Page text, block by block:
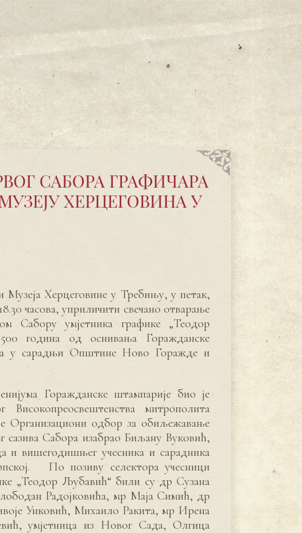
САБОРА ГРАФИЧАРА
ХЕРЦЕГОВИНА У
Музеја Херцеговине у Требињу, у петак,
часова, уприличити свечано отварање
Сабору умјетника графике „Теодор
година од оснивања Горажданске
у сарадњи Општине Ново Горажде и
Горажданске штампарије био је
митрополита
Организациони одбор за обиљежавање
сазива Сабора изабрао Биљану Вуковић,
и вишегодишњег учесника и сарадника
По позиву селектора учесници
„Теодор Љубавић“ били су др Сузана
Радојковића, мр Маја Симић, др
Унковић, Михаило Ракита, мр Ирена
умјетница из Новог Сада, Олгица